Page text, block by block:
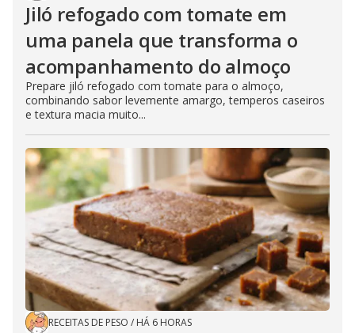
Jiló refogado com tomate em
uma panela que transforma o
acompanhamento do almoço
Prepare jiló refogado com tomate para o almoço,
combinando sabor levemente amargo, temperos caseiros
e textura macia muito...
RECEITAS DE PESO / HÁ 6 HORAS